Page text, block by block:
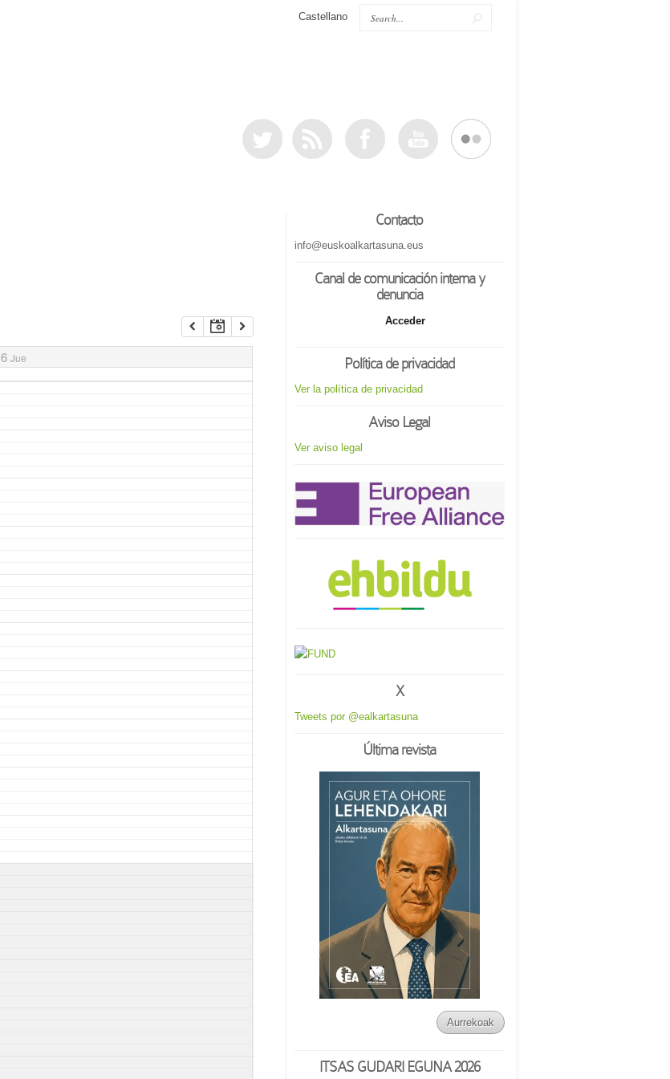
Castellano
6 Jue
Contacto
info@euskoalkartasuna.eus
Canal de comunicación interna y
denuncia
Acceder
Política de privacidad
Ver la política de privacidad
Aviso Legal
Ver aviso legal
X
Tweets por @ealkartasuna
Última revista
Aurrekoak
ITSAS GUDARI EGUNA 2026